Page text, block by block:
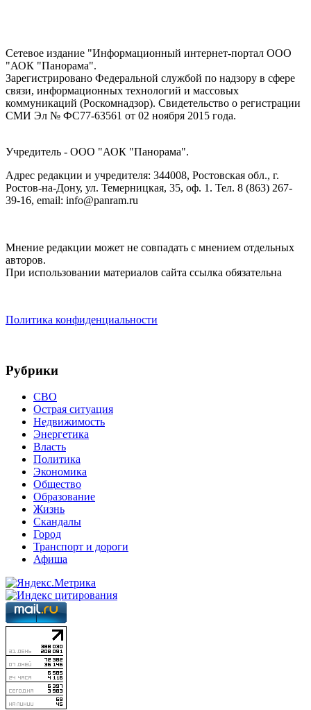
Сетевое издание "Информационный интернет-портал ООО
"АОК "Панорама".
Зарегистрировано Федеральной службой по надзору в сфере
связи, информационных технологий и массовых
коммуникаций (Роскомнадзор). Cвидетельство о регистрации
СМИ Эл № ФС77-63561 от 02 ноября 2015 года.
Учредитель - ООО "АОК "Панорама".
Адрес редакции и учредителя: 344008, Ростовская обл., г.
Ростов-на-Дону, ул. Темерницкая, 35, оф. 1. Тел. 8 (863) 267-
39-16, email: info@panram.ru
Мнение редакции может не совпадать с мнением отдельных
авторов.
При использовании материалов сайта ссылка обязательна
Политика конфиденциальности
Рубрики
СВО
Острая ситуация
Недвижимость
Энергетика
Власть
Политика
Экономика
Общество
Образование
Жизнь
Скандалы
Город
Транспорт и дороги
Афиша